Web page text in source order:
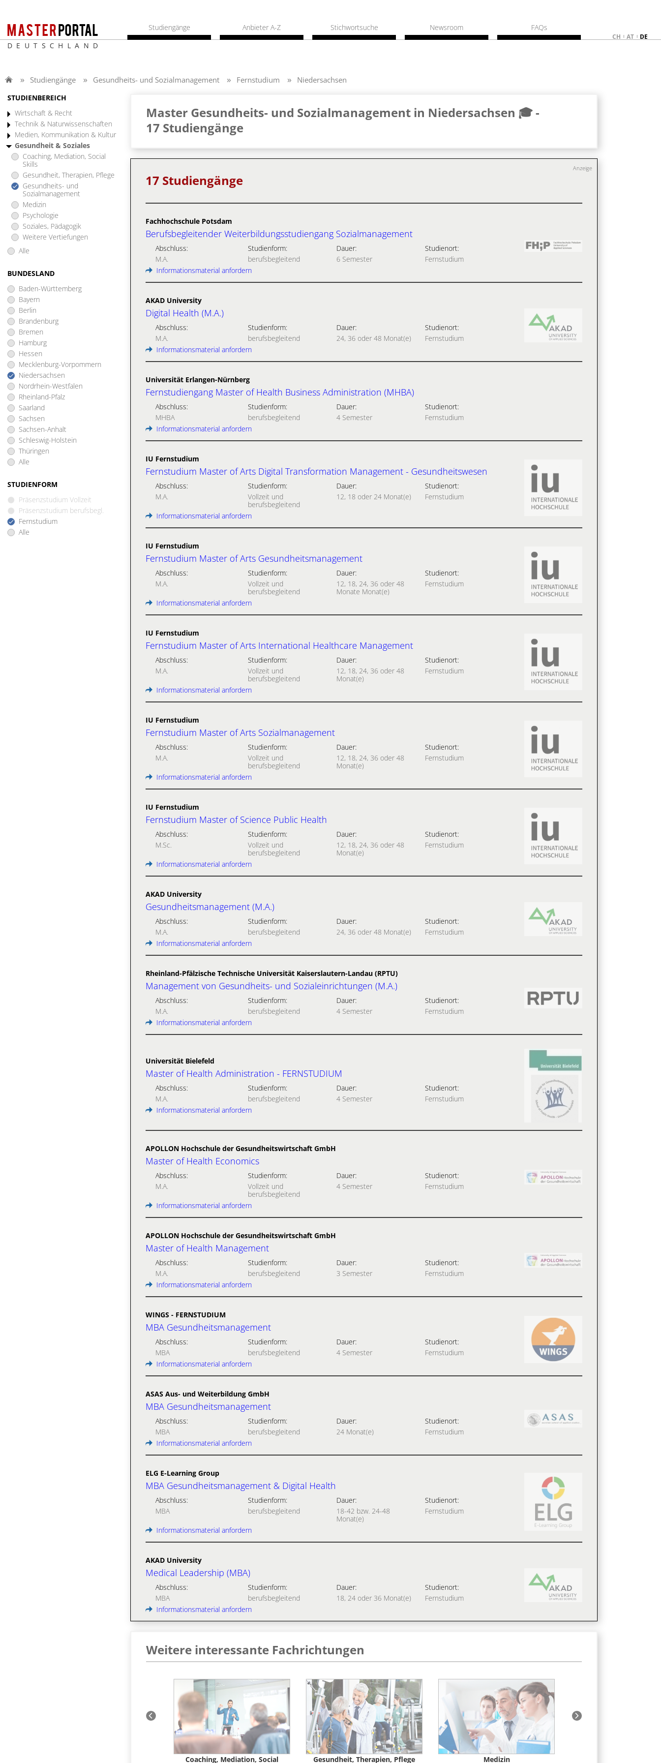
DEUTSCHLAND
CH AT DE
Studiengänge Gesundheits- und Sozialmanagement Fernstudium Niedersachsen
STUDIENBEREICH
Wirtschaft & Recht
Technik & Naturwissenschaften
Medien, Kommunikation & Kultur
Gesundheit & Soziales
Coaching, Mediation, Social
Skills
Gesundheit, Therapien, Pflege
Gesundheits- und
Sozialmanagement
Medizin
Psychologie
Soziales, Pädagogik
Weitere Vertiefungen
Alle
BUNDESLAND
Baden-Württemberg
Bayern
Berlin
Brandenburg
Bremen
Hamburg
Hessen
Mecklenburg-Vorpommern
Niedersachsen
Nordrhein-Westfalen
Rheinland-Pfalz
Saarland
Sachsen
Sachsen-Anhalt
Schleswig-Holstein
Thüringen
Alle
STUDIENFORM
Präsenzstudium Vollzeit
Präsenzstudium berufsbegl.
Fernstudium
Alle
Master Gesundheits- und Sozialmanagement in Niedersachsen 🎓 -
17 Studiengänge
Anzeige
17 Studiengänge
Fachhochschule Potsdam
Berufsbegleitender Weiterbildungsstudiengang Sozialmanagement
Abschluss:
M.A.
Studienform:
berufsbegleitend
Dauer:
6 Semester
Studienort:
Fernstudium
Informationsmaterial anfordern
AKAD University
Digital Health (M.A.)
Abschluss:
M.A.
Studienform:
berufsbegleitend
Dauer:
24, 36 oder 48 Monat(e)
Studienort:
Fernstudium
Informationsmaterial anfordern
Universität Erlangen-Nürnberg
Fernstudiengang Master of Health Business Administration (MHBA)
Abschluss:
MHBA
Studienform:
berufsbegleitend
Dauer:
4 Semester
Studienort:
Fernstudium
Informationsmaterial anfordern
IU Fernstudium
Fernstudium Master of Arts Digital Transformation Management - Gesundheitswesen
Abschluss:
M.A.
Studienform:
Vollzeit und
berufsbegleitend
Dauer:
12, 18 oder 24 Monat(e)
Studienort:
Fernstudium
Informationsmaterial anfordern
IU Fernstudium
Fernstudium Master of Arts Gesundheitsmanagement
Abschluss:
M.A.
Studienform:
Vollzeit und
berufsbegleitend
Dauer:
12, 18, 24, 36 oder 48
Monate Monat(e)
Studienort:
Fernstudium
Informationsmaterial anfordern
IU Fernstudium
Fernstudium Master of Arts International Healthcare Management
Abschluss:
M.A.
Studienform:
Vollzeit und
berufsbegleitend
Dauer:
12, 18, 24, 36 oder 48
Monat(e)
Studienort:
Fernstudium
Informationsmaterial anfordern
IU Fernstudium
Fernstudium Master of Arts Sozialmanagement
Abschluss:
M.A.
Studienform:
Vollzeit und
berufsbegleitend
Dauer:
12, 18, 24, 36 oder 48
Monat(e)
Studienort:
Fernstudium
Informationsmaterial anfordern
IU Fernstudium
Fernstudium Master of Science Public Health
Abschluss:
M.Sc.
Studienform:
Vollzeit und
berufsbegleitend
Dauer:
12, 18, 24, 36 oder 48
Monat(e)
Studienort:
Fernstudium
Informationsmaterial anfordern
AKAD University
Gesundheitsmanagement (M.A.)
Abschluss:
M.A.
Studienform:
berufsbegleitend
Dauer:
24, 36 oder 48 Monat(e)
Studienort:
Fernstudium
Informationsmaterial anfordern
Rheinland-Pfälzische Technische Universität Kaiserslautern-Landau (RPTU)
Management von Gesundheits- und Sozialeinrichtungen (M.A.)
Abschluss:
M.A.
Studienform:
berufsbegleitend
Dauer:
4 Semester
Studienort:
Fernstudium
Informationsmaterial anfordern
Universität Bielefeld
Master of Health Administration - FERNSTUDIUM
Abschluss:
M.A.
Studienform:
berufsbegleitend
Dauer:
4 Semester
Studienort:
Fernstudium
Informationsmaterial anfordern
APOLLON Hochschule der Gesundheitswirtschaft GmbH
Master of Health Economics
Abschluss:
M.A.
Studienform:
Vollzeit und
berufsbegleitend
Dauer:
4 Semester
Studienort:
Fernstudium
Informationsmaterial anfordern
APOLLON Hochschule der Gesundheitswirtschaft GmbH
Master of Health Management
Abschluss:
M.A.
Studienform:
berufsbegleitend
Dauer:
3 Semester
Studienort:
Fernstudium
Informationsmaterial anfordern
WINGS - FERNSTUDIUM
MBA Gesundheitsmanagement
Abschluss:
MBA
Studienform:
berufsbegleitend
Dauer:
4 Semester
Studienort:
Fernstudium
Informationsmaterial anfordern
ASAS Aus- und Weiterbildung GmbH
MBA Gesundheitsmanagement
Abschluss:
MBA
Studienform:
berufsbegleitend
Dauer:
24 Monat(e)
Studienort:
Fernstudium
Informationsmaterial anfordern
ELG E-Learning Group
MBA Gesundheitsmanagement & Digital Health
Abschluss:
MBA
Studienform:
berufsbegleitend
Dauer:
18-42 bzw. 24-48
Monat(e)
Studienort:
Fernstudium
Informationsmaterial anfordern
AKAD University
Medical Leadership (MBA)
Abschluss:
MBA
Studienform:
berufsbegleitend
Dauer:
18, 24 oder 36 Monat(e)
Studienort:
Fernstudium
Informationsmaterial anfordern
Weitere interessante Fachrichtungen
Coaching, Mediation, Social
Gesundheit, Therapien, Pflege Medizin
Studiengänge Anbieter A-Z Stichwortsuche Newsroom FAQs